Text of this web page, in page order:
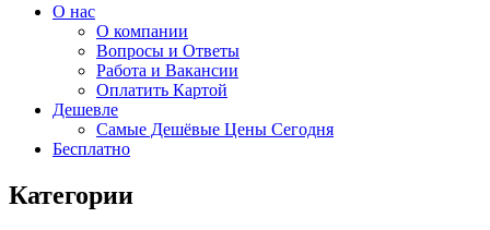
О нас
О компании
Вопросы и Ответы
Работа и Вакансии
Оплатить Картой
Дешевле
Самые Дешёвые Цены Сегодня
Бесплатно
Категории